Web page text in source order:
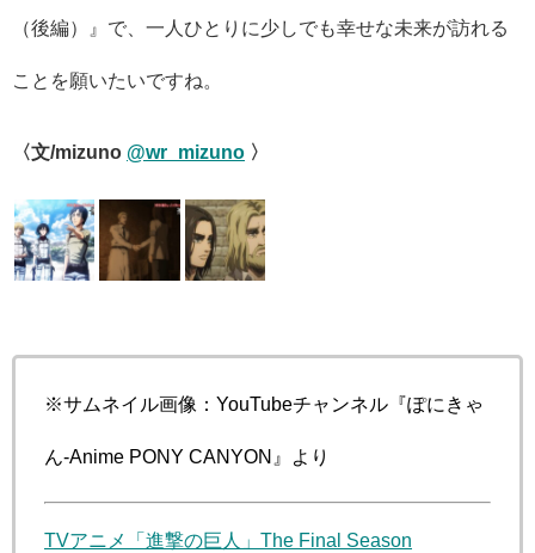
（後編）』で、一人ひとりに少しでも幸せな未来が訪れる
ことを願いたいですね。
〈文/mizuno @wr_mizuno 〉
※サムネイル画像：YouTubeチャンネル『ぽにきゃ
ん-Anime PONY CANYON』より
TVアニメ「進撃の巨人」The Final Season